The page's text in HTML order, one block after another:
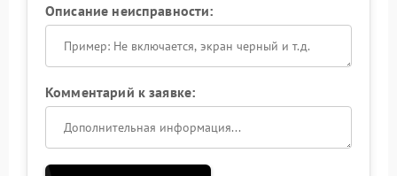
Описание неисправности:
Комментарий к заявке: